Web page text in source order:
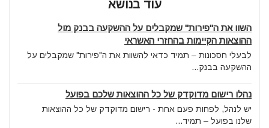
עוד בנושא
השוו את ה"פירות" שמקבלים על ההשקעה בבנק מול
ההוצאות הקיימות בהחזרי האשראי
לבעלי חסכונות – תמיד כדאי להשוות את ה"פירות" שמקבלים על
ההשקעה בבנק...
נהלו רישום מדוקדק של כל ההוצאות שלכם בפועל
יש לנהל, לפחות פעם אחת - רישום מדוקדק של כל ההוצאות
שלנו בפועל – תמיד...